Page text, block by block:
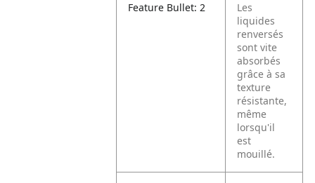
Feature Bullet: 2
Les
liquides
renversés
sont vite
absorbés
grâce à sa
texture
résistante,
même
lorsqu'il
est
mouillé.